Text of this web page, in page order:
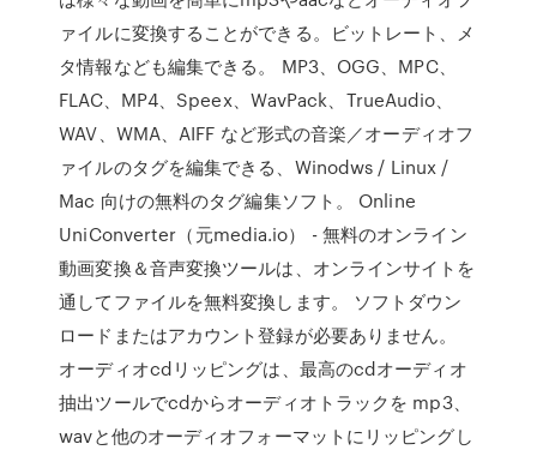
ァイルに変換することができる。ビットレート、メ
タ情報なども編集できる。 MP3、OGG、MPC、
FLAC、MP4、Speex、WavPack、TrueAudio、
WAV、WMA、AIFF など形式の音楽／オーディオフ
ァイルのタグを編集できる、Winodws / Linux /
Mac 向けの無料のタグ編集ソフト。 Online
UniConverter（元media.io） - 無料のオンライン
動画変換＆音声変換ツールは、オンラインサイトを
通してファイルを無料変換します。 ソフトダウン
ロードまたはアカウント登録が必要ありません。
オーディオcdリッピングは、最高のcdオーディオ
抽出ツールでcdからオーディオトラックを mp3、
wavと他のオーディオフォーマットにリッピングし